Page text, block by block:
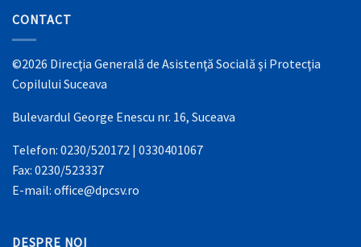
CONTACT
©2026 Direcţia Generală de Asistenţă Socială şi Protecţia
Copilului Suceava
Bulevardul George Enescu nr. 16, Suceava
Telefon: 0230/520172 | 0330401067
Fax: 0230/523337
E-mail: office@dpcsv.ro
DESPRE NOI